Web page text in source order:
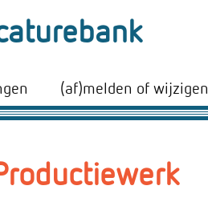
(af)melden of wijzigen